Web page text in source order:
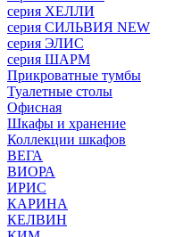
серия ХЕЛЛИ
серия СИЛЬВИЯ NEW
серия ЭЛИС
серия ШАРМ
Прикроватные тумбы
Туалетные столы
Офисная
Шкафы и хранение
Коллекции шкафов
ВЕГА
ВИОРА
ИРИС
КАРИНА
КЕЛВИН